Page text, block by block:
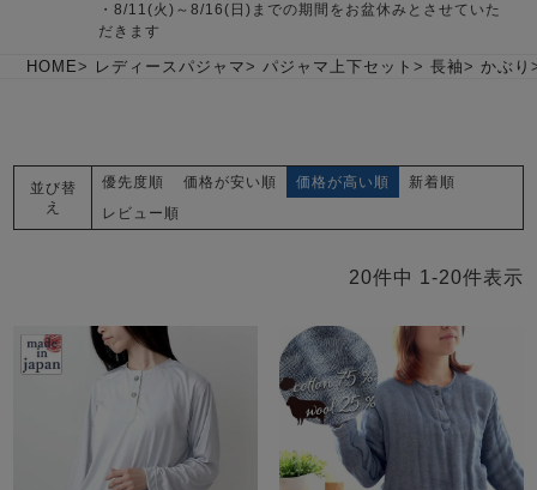
冬
サッカー/ちぢみ 楊
柳
ニット/ストレッチ 起毛/フランネル
敏感肌用
パジャマ
入院・介護
胸が目立たない
マタニティ
パジャマ
ペアで
眠れる作務衣特集
体型別におすすめパジ
年齢別におすすめパジ
ャマ
ルームウェア
胸がすけない
羽織・バスロ
ーブ
上着単品
夏パジャマ特集 つくるパジャマとは
お支払い・送料・配送
について
返品・交換について よくあるご質問
会社概要 お買い物ガイド 安心の日本製
・8/11(火)～8/16(日)までの期間をお盆休みとさせていた
だきます
HOME レディースパジャマ パジャマ上下セット 長袖 かぶり
並び替
え
優先度順 価格が安い順 価格が高い順
新着順
レビュー順
20件中 1 -20件表示